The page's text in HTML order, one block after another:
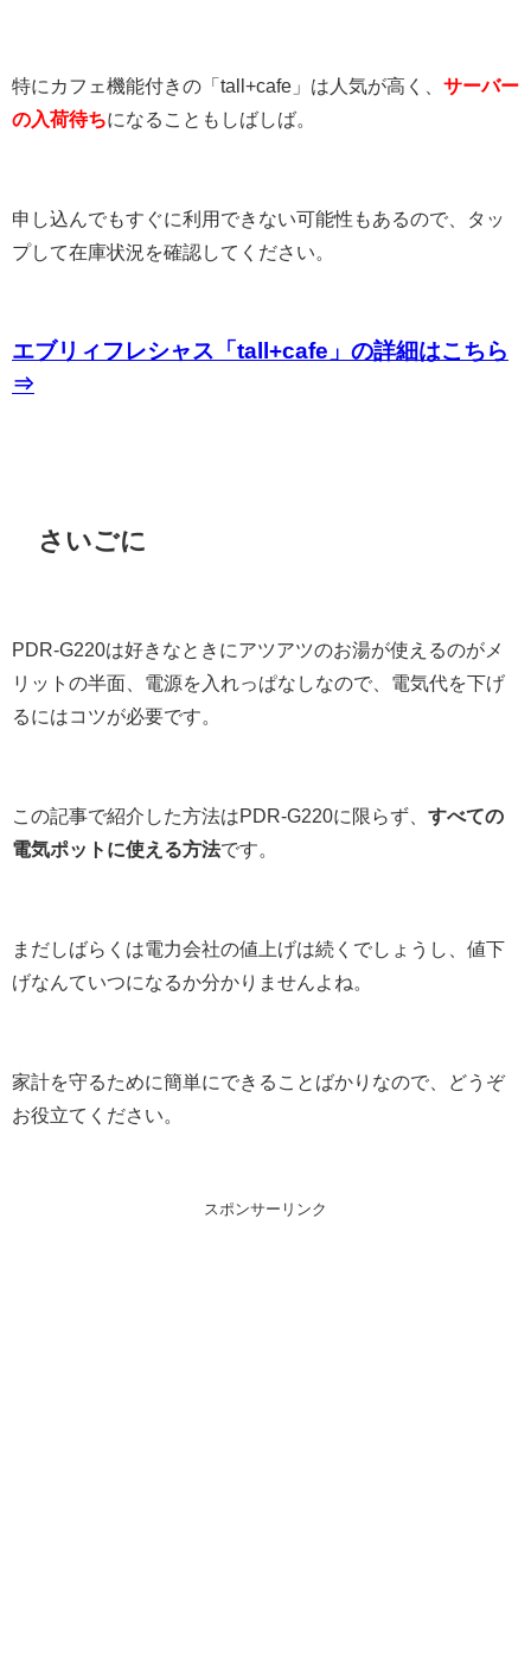
特にカフェ機能付きの「tall+cafe」は人気が高く、 サーバー
の入荷待ちになることもしばしば。
申し込んでもすぐに利用できない可能性もあるので、タッ
プして在庫状況を確認してください。
エブリィフレシャス「tall+cafe」の詳細はこちら
⇒
さいごに
PDR-G220は好きなときにアツアツのお湯が使えるのがメ
リットの半面、電源を入れっぱなしなので、電気代を下げ
るにはコツが必要です。
この記事で紹介した方法はPDR-G220に限らず、 すべての
電気ポットに使える方法です。
まだしばらくは電力会社の値上げは続くでしょうし、値下
げなんていつになるか分かりませんよね。
家計を守るために簡単にできることばかりなので、どうぞ
お役立てください。
スポンサーリンク